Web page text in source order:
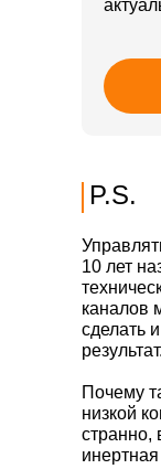
P.S.
10 лет
каналов
сделать
результат.
Почему
низкой
странно,